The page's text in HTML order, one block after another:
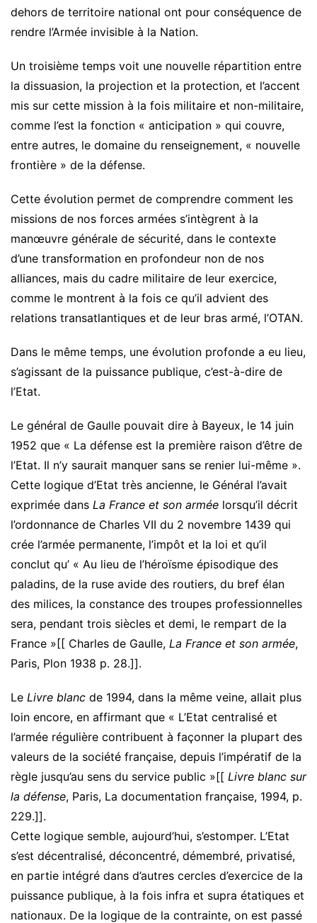
dehors de territoire national ont pour conséquence de
rendre l’Armée invisible à la Nation.
Un troisième temps voit une nouvelle répartition entre
la dissuasion, la projection et la protection, et l’accent
mis sur cette mission à la fois militaire et non-militaire,
comme l’est la fonction « anticipation » qui couvre,
entre autres, le domaine du renseignement, « nouvelle
frontière » de la défense.
Cette évolution permet de comprendre comment les
missions de nos forces armées s’intègrent à la
manœuvre générale de sécurité, dans le contexte
d’une transformation en profondeur non de nos
alliances, mais du cadre militaire de leur exercice,
comme le montrent à la fois ce qu’il advient des
relations transatlantiques et de leur bras armé, l’OTAN.
Dans le même temps, une évolution profonde a eu lieu,
s’agissant de la puissance publique, c’est-à-dire de
l’Etat.
Le général de Gaulle pouvait dire à Bayeux, le 14 juin
1952 que « La défense est la première raison d’être de
l’Etat. Il n’y saurait manquer sans se renier lui-même ».
Cette logique d’Etat très ancienne, le Général l’avait
exprimée dans La France et son armée lorsqu’il décrit
l’ordonnance de Charles VII du 2 novembre 1439 qui
crée l’armée permanente, l’impôt et la loi et qu’il
conclut qu’ « Au lieu de l’héroïsme épisodique des
paladins, de la ruse avide des routiers, du bref élan
des milices, la constance des troupes professionnelles
sera, pendant trois siècles et demi, le rempart de la
France »[[ Charles de Gaulle, La France et son armée,
Paris, Plon 1938 p. 28.]].
Le Livre blanc de 1994, dans la même veine, allait plus
loin encore, en affirmant que « L’Etat centralisé et
l’armée régulière contribuent à façonner la plupart des
valeurs de la société française, depuis l’impératif de la
règle jusqu’au sens du service public »[[ Livre blanc sur
la défense, Paris, La documentation française, 1994, p.
229.]].
Cette logique semble, aujourd’hui, s’estomper. L’Etat
s’est décentralisé, déconcentré, démembré, privatisé,
en partie intégré dans d’autres cercles d’exercice de la
puissance publique, à la fois infra et supra étatiques et
nationaux. De la logique de la contrainte, on est passé